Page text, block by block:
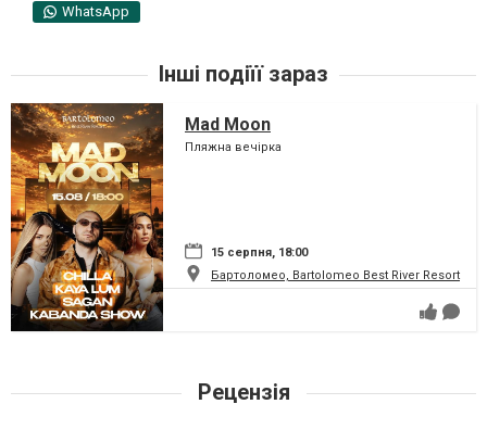
WhatsApp
Інші подіїї зараз
Mad Moon
Пляжна вечірка
15 серпня, 18:00
Бартоломео, Bartolomeo Best River Resort
Рецензія